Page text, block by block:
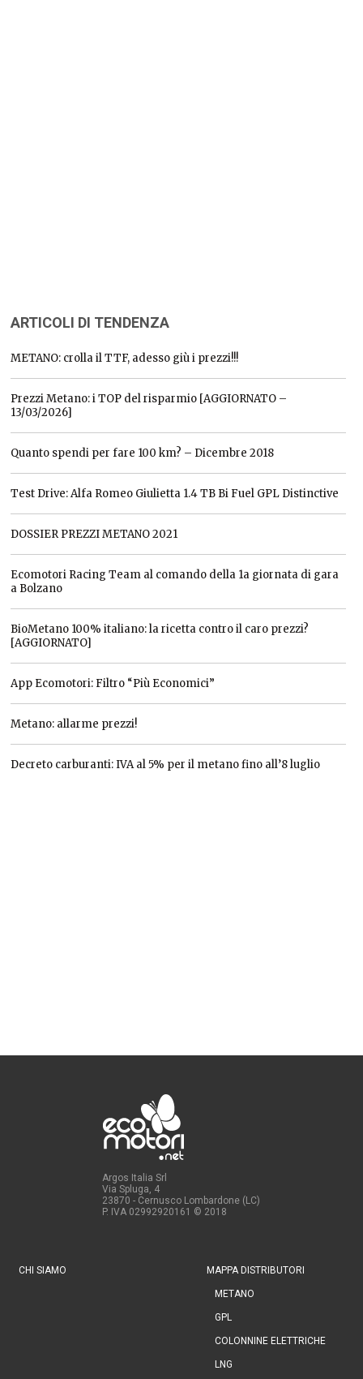
ARTICOLI DI TENDENZA
METANO: crolla il TTF, adesso giù i prezzi!!!
Prezzi Metano: i TOP del risparmio [AGGIORNATO –
13/03/2026]
Quanto spendi per fare 100 km? – Dicembre 2018
Test Drive: Alfa Romeo Giulietta 1.4 TB Bi Fuel GPL Distinctive
DOSSIER PREZZI METANO 2021
Ecomotori Racing Team al comando della 1a giornata di gara
a Bolzano
BioMetano 100% italiano: la ricetta contro il caro prezzi?
[AGGIORNATO]
App Ecomotori: Filtro “Più Economici”
Metano: allarme prezzi!
Decreto carburanti: IVA al 5% per il metano fino all’8 luglio
Argos Italia Srl
Via Spluga, 4
23870 - Cernusco Lombardone (LC)
P. IVA 02992920161 © 2018
CHI SIAMO MAPPA DISTRIBUTORI
METANO
GPL
COLONNINE ELETTRICHE
LNG